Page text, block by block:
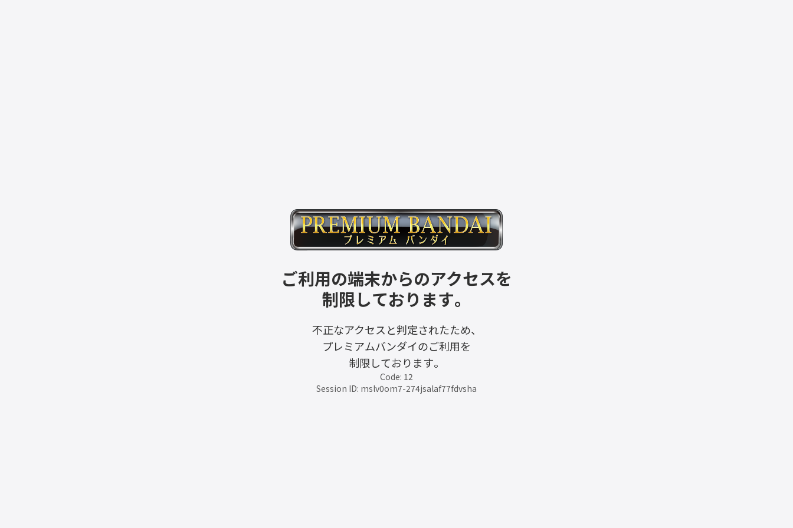
ご利用の端末からのアクセスを
制限しております。
不正なアクセスと判定されたため、
プレミアムバンダイのご利用を
制限しております。
Code: 12
Session ID: mslv0om7-274jsalaf77fdvsha